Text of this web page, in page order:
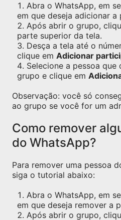
Abra o WhatsApp, em
em que deseja adicionar a
Após abrir o grupo,
parte superior da tela.
Desça a tela até o
clique em Adicionar
Selecione a pessoa que
grupo e clique em
Observação: você só
ao grupo se você for um
Como remover
do WhatsApp?
Para remover uma pessoa
siga o tutorial abaixo:
Abra o WhatsApp, em
em que deseja remover a
Após abrir o grupo,